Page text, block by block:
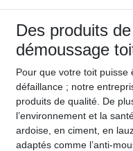
Des produits
démoussage
Pour que votre toit
défaillance ; notre
produits de qualité. De
l’environnement et la
ardoise, en ciment, en
adaptés comme l’anti-